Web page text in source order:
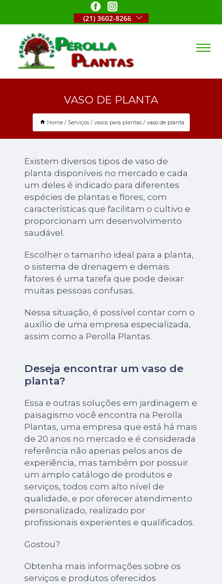
(21) 3602-8266
VASO DE PLANTA
Home Serviços vasos para plantas vaso de planta
Existem diversos tipos de vaso de
planta disponíveis no mercado e cada
um deles é indicado para diferentes
espécies de plantas e flores, com
características que facilitam o cultivo e
proporcionam um desenvolvimento
saudável.
Escolher o tamanho ideal para a planta,
o sistema de drenagem e demais
fatores é uma tarefa que pode deixar
muitas pessoas confusas.
Nessa situação, é possível contar com o
auxílio de uma empresa especializada,
assim como a Perolla Plantas.
Deseja encontrar um vaso de
planta?
Essa e outras soluções em jardinagem e
paisagismo você encontra na Perolla
Plantas, uma empresa que está há mais
de 20 anos no mercado e é considerada
referência não apenas pelos anos de
experiência, mas também por possuir
um amplo catálogo de produtos e
serviços, todos com alto nível de
qualidade, e por oferecer atendimento
personalizado, realizado por
profissionais experientes e qualificados.
Gostou?
Obtenha mais informações sobre os
serviços e produtos oferecidos